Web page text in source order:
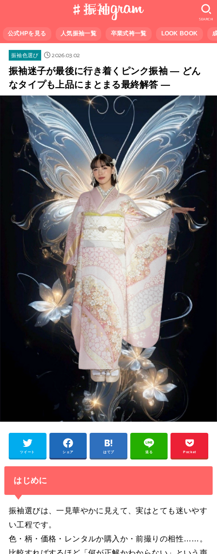
公式HPを見る 人気振袖一覧 卒業式袴一覧 LOOK BOOK
SEARCH
振袖色選び
2026.03.02
振袖迷子が最後に行き着くピンク振袖 — どん
なタイプも上品にまとまる最終解答 —
ツイート シェア はてブ 送る Pocket
はじめに
振袖選びは、一見華やかに見えて、実はとても迷いやす
い工程です。
色・柄・価格・レンタルか購入か・前撮りの相性……。